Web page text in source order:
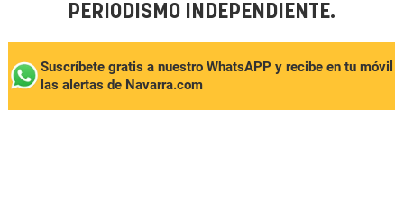
PERIODISMO INDEPENDIENTE.
Suscríbete gratis a nuestro WhatsAPP y recibe en tu móvil
las alertas de Navarra.com